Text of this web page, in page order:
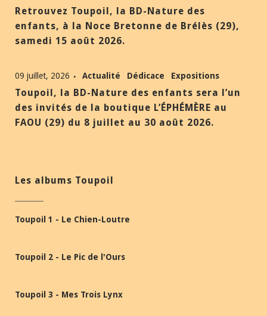
Retrouvez Toupoil, la BD-Nature des
enfants, à la Noce Bretonne de Brélès (29),
samedi 15 août 2026.
09 juillet, 2026 Actualité Dédicace Expositions
Toupoil, la BD-Nature des enfants sera l’un
des invités de la boutique L’ÉPHÉMÈRE au
FAOU (29) du 8 juillet au 30 août 2026.
Les albums Toupoil
Toupoil 1 - Le Chien-Loutre
Toupoil 2 - Le Pic de l'Ours
Toupoil 3 - Mes Trois Lynx